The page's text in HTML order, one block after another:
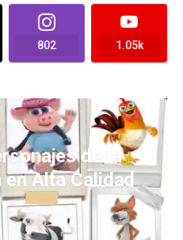
802 1.05k
de la
en Alta Calidad